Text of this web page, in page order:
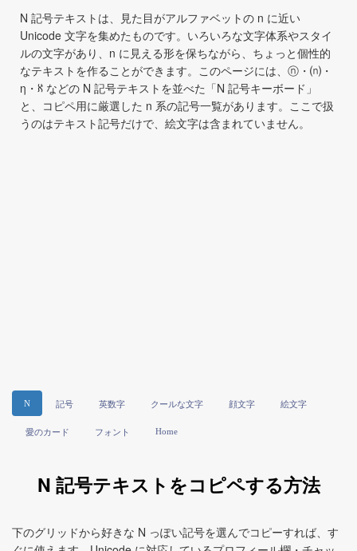
N 記号テキストは、見た目がアルファベットの n に近い
Unicode 文字を集めたものです。いろいろな文字体系やスタイ
ルの文字があり、n に見える形を保ちながら、ちょっと個性的
なテキストを作ることができます。このページには、ⓝ・⒩・
η・ℵ などの N 記号テキストを並べた「N 記号キーボード」
と、コピペ用に厳選した n 系の記号一覧があります。ここで扱
うのはテキスト記号だけで、絵文字は含まれていません。
N 記号 英数字 クールな文字 顔文字 絵文字
愛のカード フォント Home
N 記号テキストをコピペする方法
下のグリッドから好きな N っぽい記号を選んでコピーすれば、す